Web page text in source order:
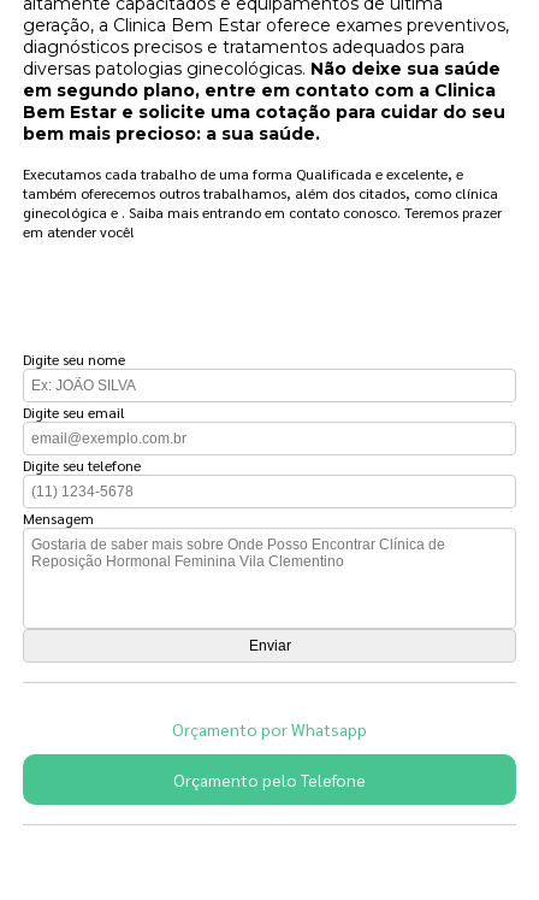
geração, a Clinica Bem Estar oferece exames preventivos,
diagnósticos precisos e tratamentos adequados para
diversas patologias ginecológicas. Não deixe sua saúde
em segundo plano, entre em contato com a Clinica
Bem Estar e solicite uma cotação para cuidar do seu
bem mais precioso: a sua saúde.
Executamos cada trabalho de uma forma Qualificada e excelente, e
também oferecemos outros trabalhamos, além dos citados, como clínica
ginecológica e . Saiba mais entrando em contato conosco. Teremos prazer
em atender você!
Digite seu nome
Digite seu email
Digite seu telefone
Mensagem
Orçamento por Whatsapp
Orçamento pelo Telefone